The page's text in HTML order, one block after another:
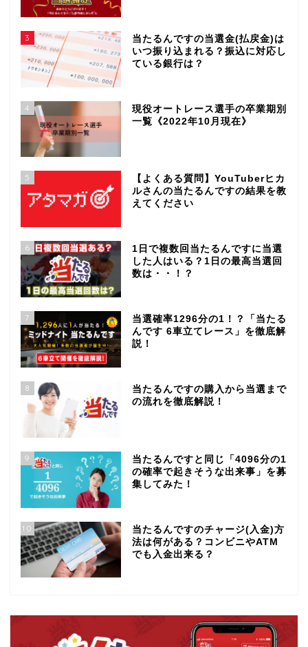
3
当たるんですの当選金(払戻金)は
いつ振り込まれる？振込に対応し
ている銀行は？
4
現役オートレース選手の卒業期別
一覧《2022年10月現在》
5
【よくある質問】YouTuberヒカ
ルさんの当たるんですの結果を教
えてください
6
1日で複数回当たるんですに当選
した人はいる？1日の最高当選回
数は・・！？
7
当選確率1296分の1！？「当たる
んです 6車立てレース」を徹底解
説！
8
当たるんですの購入から当選まで
の流れを徹底解説！
9
当たるんですと同じ「4096分の1
の確率で起きそうな出来事」を募
集してみた！
10
当たるんですのチャージ(入金)方
法は何がある？コンビニやATM
でも入金出来る？